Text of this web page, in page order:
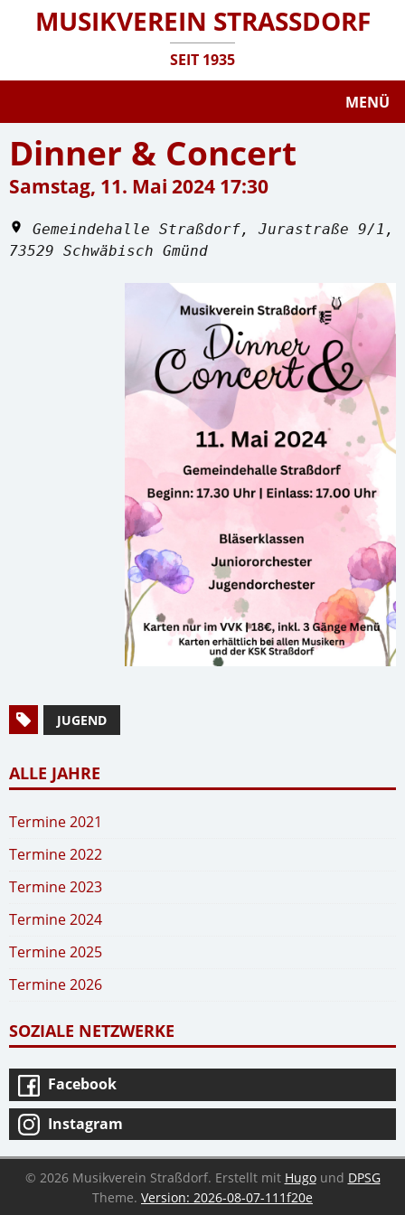
MUSIKVEREIN STRASSDORF
SEIT 1935
MENÜ
Dinner & Concert
Samstag, 11. Mai 2024 17:30
Gemeindehalle Straßdorf, Jurastraße 9/1,
73529 Schwäbisch Gmünd
JUGEND
ALLE JAHRE
Termine 2021
Termine 2022
Termine 2023
Termine 2024
Termine 2025
Termine 2026
SOZIALE NETZWERKE
Facebook
Instagram
© 2026 Musikverein Straßdorf. Erstellt mit Hugound DPSG
Theme. Version: 2026-08-07-111f20e